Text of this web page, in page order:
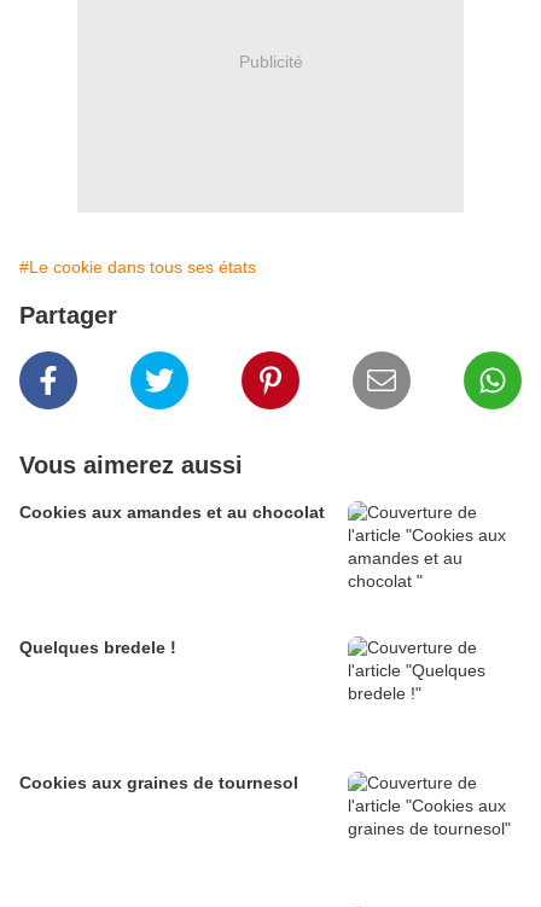
Publicité
#Le cookie dans tous ses états
Partager
Vous aimerez aussi
Cookies aux amandes et au chocolat
Quelques bredele !
Cookies aux graines de tournesol